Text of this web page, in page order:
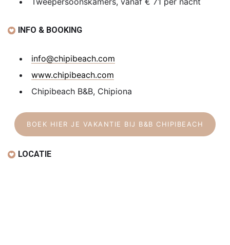
INFO & BOOKING
info@chipibeach.com
www.chipibeach.com
Chipibeach B&B, Chipiona
BOEK HIER JE VAKANTIE BIJ B&B CHIPIBEACH
LOCATIE